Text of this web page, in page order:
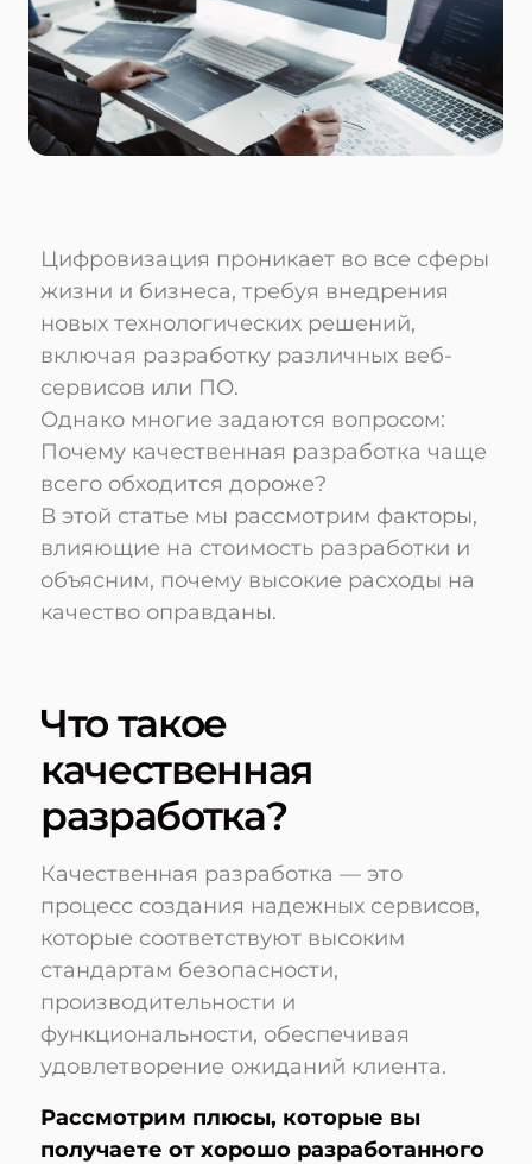
Цифровизация проникает во все сферы
жизни и бизнеса, требуя внедрения
новых технологических решений,
включая разработку различных веб-
сервисов или ПО.
Однако многие задаются вопросом:
Почему качественная разработка чаще
всего обходится дороже?
В этой статье мы рассмотрим факторы,
влияющие на стоимость разработки и
объясним, почему высокие расходы на
качество оправданы.
Что такое
качественная
разработка?
Качественная разработка — это
процесс создания надежных сервисов,
которые соответствуют высоким
стандартам безопасности,
производительности и
функциональности, обеспечивая
удовлетворение ожиданий клиента.
Рассмотрим плюсы, которые вы
получаете от хорошо разработанного